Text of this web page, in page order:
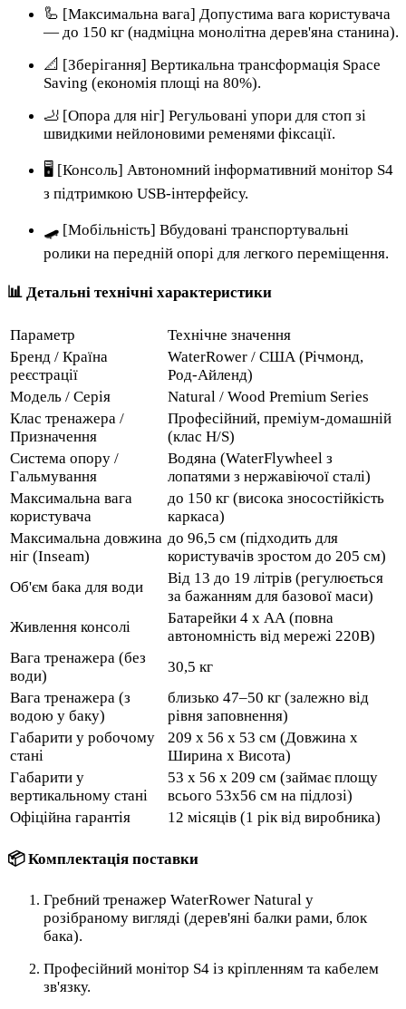
🦾 [Максимальна вага] Допустима вага користувача
— до 150 кг (надміцна монолітна дерев'яна станина).
📐 [Зберігання] Вертикальна трансформація Space
Saving (економія площі на 80%).
🦶 [Опора для ніг] Регульовані упори для стоп зі
швидкими нейлоновими ременями фіксації.
🖥️ [Консоль] Автономний інформативний монітор S4
з підтримкою USB-інтерфейсу.
🛹 [Мобільність] Вбудовані транспортувальні
ролики на передній опорі для легкого переміщення.
📊 Детальні технічні характеристики
Параметр
Технічне значення
Бренд / Країна
реєстрації
WaterRower / США (Річмонд,
Род-Айленд)
Модель / Серія
Natural / Wood Premium Series
Клас тренажера /
Призначення
Професійний, преміум-домашній
(клас H/S)
Система опору /
Гальмування
Водяна (WaterFlywheel з
лопатями з нержавіючої сталі)
Максимальна вага
користувача
до 150 кг (висока зносостійкість
каркаса)
Максимальна довжина
ніг (Inseam)
до 96,5 см (підходить для
користувачів зростом до 205 см)
Об'єм бака для води
Від 13 до 19 літрів (регулюється
за бажанням для базової маси)
Живлення консолі
Батарейки 4 х АА (повна
автономність від мережі 220В)
Вага тренажера (без
води)
30,5 кг
Вага тренажера (з
водою у баку)
близько 47–50 кг (залежно від
рівня заповнення)
Габарити у робочому
стані
209 x 56 x 53 см (Довжина х
Ширина х Висота)
Габарити у
вертикальному стані
53 x 56 x 209 см (займає площу
всього 53х56 см на підлозі)
Офіційна гарантія
12 місяців (1 рік від виробника)
📦 Комплектація поставки
Гребний тренажер WaterRower Natural у
розібраному вигляді (дерев'яні балки рами, блок
бака).
Професійний монітор S4 із кріпленням та кабелем
зв'язку.